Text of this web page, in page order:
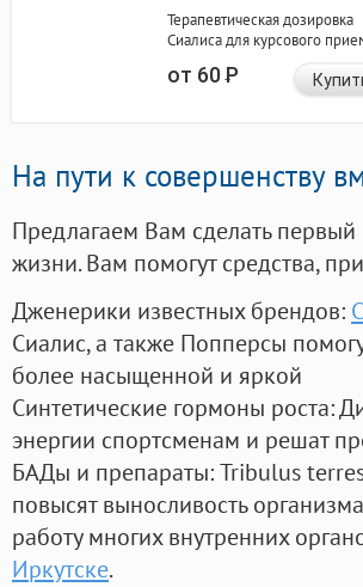
Терапевтическая дозировка
Сиалиса для курсового
от 60Р
На пути к совершенству
Предлагаем Вам сделать
жизни. Вам помогут средства,
Дженерики известных брендов:
Сиалис, а также Попперсы
более насыщенной и яркой
Синтетические гормоны роста:
энергии спортсменам и решат
БАДы и препараты:Tribulus
повысят выносливость
работу многих внутренних
Иркутске.